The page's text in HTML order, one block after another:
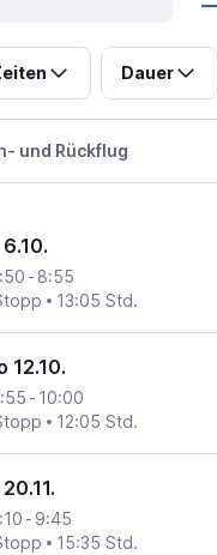
Dauer
und Rückflug
6.10.
- 8:55
13:05 Std.
12.10.
- 10:00
12:05 Std.
- 9:45
15:35 Std.